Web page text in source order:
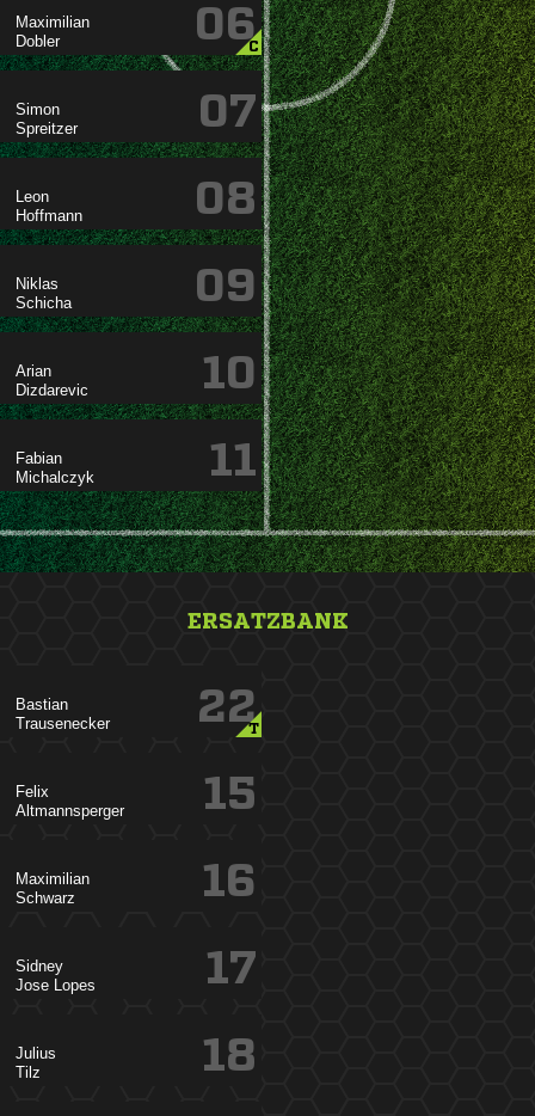


06
C


07


08


09


10


11
ERSATZBANK


22
T


15


16

 
17


18